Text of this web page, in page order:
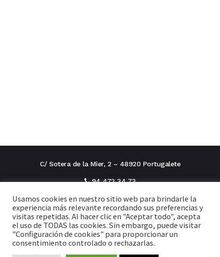
C/ Sotera de la Mier, 2 – 48920 Portugalete
94 472 34 73
direcciontitular@cxi.fjaverianas.com
secretaria@cxi.fjaverianas.com
Aviso legal
Usamos cookies en nuestro sitio web para brindarle la
experiencia más relevante recordando sus preferencias y
visitas repetidas. Al hacer clic en "Aceptar todo", acepta
el uso de TODAS las cookies. Sin embargo, puede visitar
"Configuración de cookies" para proporcionar un
consentimiento controlado o rechazarlas.